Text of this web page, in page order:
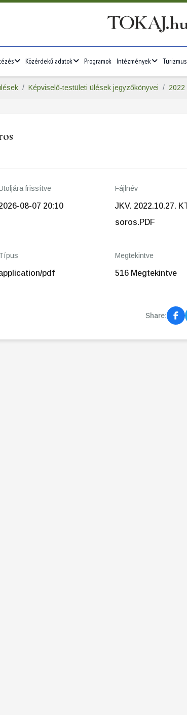
Közérdekű adatok Programok Intézmények Turizmus
Képviselő-testületi ülések jegyzőkönyvei 2022
frissítve
08-07 20:10
Fájlnév
JKV. 2022.10.27.
soros.PDF
pdf
Megtekintve
516 Megtekintve
Share: